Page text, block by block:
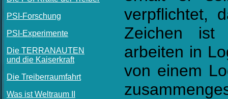
PSI-Forschung
PSI-Experimente
Die TERRANAUTEN
und die Kaiserkraft
Die Treiberraumfahrt
Was ist Weltraum II
verpflichtet,
Zeichen ist
arbeiten in
von einem